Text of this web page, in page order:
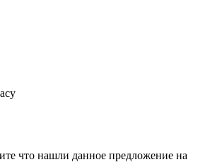
что нашли данное предложение на